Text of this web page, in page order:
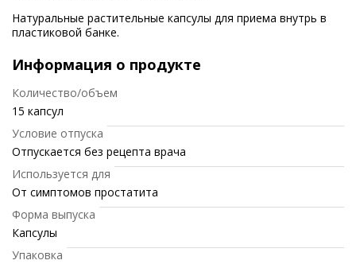
Натуральные растительные капсулы для приема внутрь в
пластиковой банке.
Информация о продукте
Количество/объем
15 капсул
Условие отпуска
Отпускается без рецепта врача
Используется для
От симптомов простатита
Форма выпуска
Капсулы
Упаковка